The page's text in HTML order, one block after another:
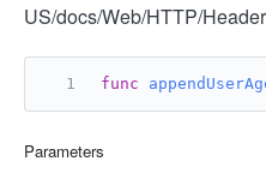
US/docs/Web/HTTP/
func
Parameters